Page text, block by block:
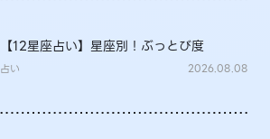
【12星座占い】星座別！ぶっとび度
占い 2026.08.08